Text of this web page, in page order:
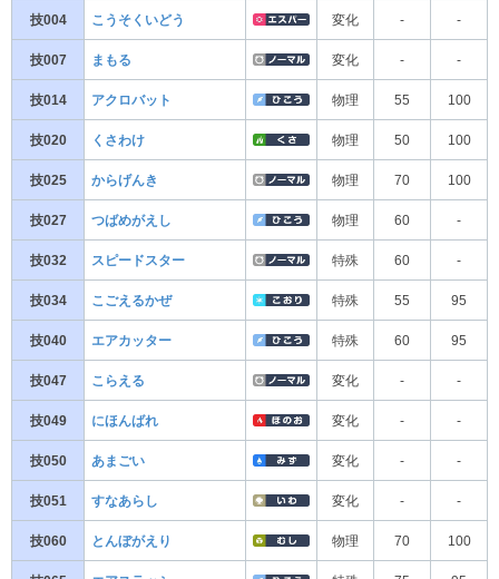
技004 こうそくいどう 変化 - -
技007 まもる 変化 - -
技014 アクロバット 物理 55 100
技020 くさわけ 物理 50 100
技025 からげんき 物理 70 100
技027 つばめがえし 物理 60 -
技032 スピードスター 特殊 60 -
技034 こごえるかぜ 特殊 55 95
技040 エアカッター 特殊 60 95
技047 こらえる 変化 - -
技049 にほんばれ 変化 - -
技050 あまごい 変化 - -
技051 すなあらし 変化 - -
技060 とんぼがえり 物理 70 100